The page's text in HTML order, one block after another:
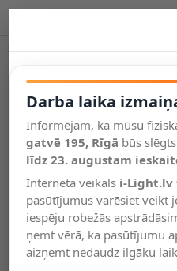
Salīdzināt
Vēlmju
saraksts
Darba laika
Informējam, ka mūsu
gatvē 195, Rīgā būs slēgts
līdz 23. augustam
Interneta veikals i-Light.lv
pasūtījumus varēsiet veikt
iespēju robežās
ņemt vērā, ka pasūtījumu
aizņemt nedaudz ilgāku